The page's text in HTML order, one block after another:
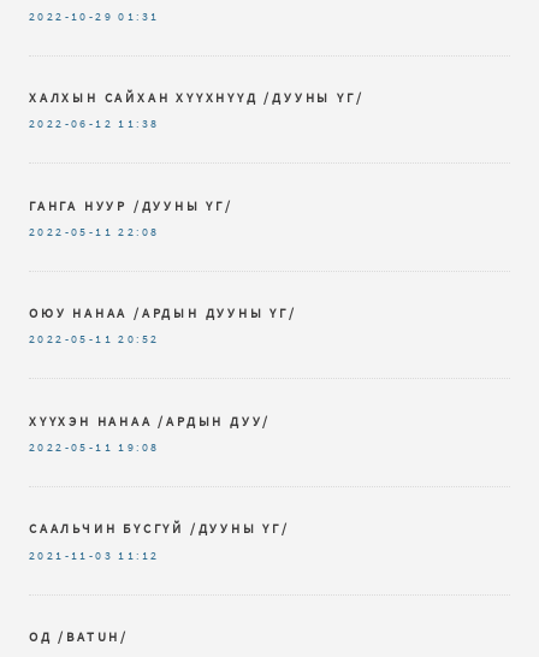
2022-10-29 01:31
ХАЛХЫН САЙХАН ХҮҮХНҮҮД /ДУУНЫ ҮГ/
2022-06-12 11:38
ГАНГА НУУР /ДУУНЫ ҮГ/
2022-05-11 22:08
ОЮУ НАНАА /АРДЫН ДУУНЫ ҮГ/
2022-05-11 20:52
ХҮҮХЭН НАНАА /АРДЫН ДУУ/
2022-05-11 19:08
СААЛЬЧИН БҮСГҮЙ /ДУУНЫ ҮГ/
2021-11-03 11:12
ОД /BATUH/